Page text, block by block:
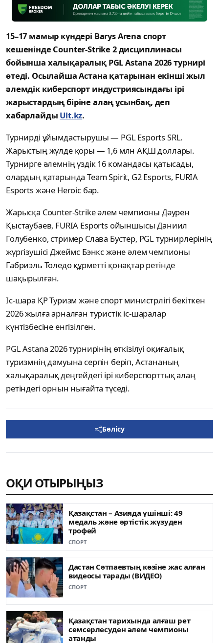
15–17 мамыр күндері Barys Arena спорт
кешенінде Counter-Strike 2 дисциплинасы
бойынша халықаралық PGL Astana 2026 турнирі
өтеді. Осылайша Астана қатарынан екінші жыл
әлемдік киберспорт индустриясындағы ірі
жарыстардың біріне алаң ұсынбақ, деп
хабарлайды Ult.kz.
Турнирді ұйымдастырушы — PGL Esports SRL.
Жарыстың жүлде қоры — 1,6 млн АҚШ доллары.
Турнирге әлемнің үздік 16 командасы қатысады,
олардың қатарында Team Spirit, G2 Esports, FURIA
Esports және Heroic бар.
Жарысқа Counter-Strike әлем чемпионы Дәурен
Қыстаубаев, FURIA Esports ойыншысы Даниил
Голубенко, стример Слава Бустер, PGL турнирлерінің
жүргізушісі Джеймс Бэнкс және әлем чемпионы
Габриэль Толедо құрметті қонақтар ретінде
шақырылған.
Іс-шара ҚР Туризм және спорт министрлігі бекіткен
2026 жылға арналған туристік іс-шаралар
күнтізбесіне енгізілген.
PGL Astana 2026 турнирінің өткізілуі оқиғалық
туризмнің дамуына серпін беріп, Астананың
халықаралық деңгейдегі ірі киберспорттық алаң
ретіндегі орнын нығайта түседі.
Бөлісу
ОҚИ ОТЫРЫҢЫЗ
Қазақстан – Азияда үшінші: 49
медаль жəне əртістік жүзуден
трофей
СПОРТ
Дастан Сәтпаевтың көзіне жас алған
видеосы тарады (ВИДЕО)
СПОРТ
Қазақстан тарихында алғаш рет
семсерлесуден әлем чемпионы
атанды